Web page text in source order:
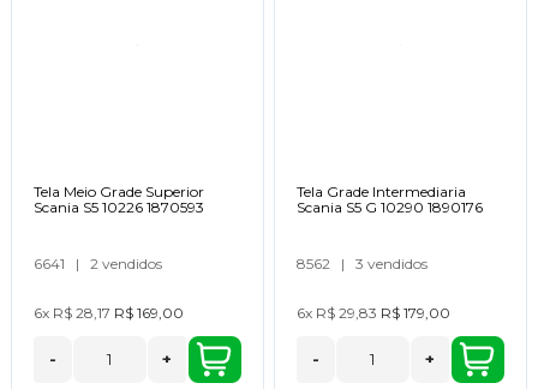
Tela Meio Grade Superior
Scania S5 10226 1870593
6641 | 2 vendidos
6x R$ 28,17 R$ 169,00
- +
Tela Grade Intermediaria
Scania S5 G 10290 1890176
8562 | 3 vendidos
6x R$ 29,83 R$ 179,00
- +